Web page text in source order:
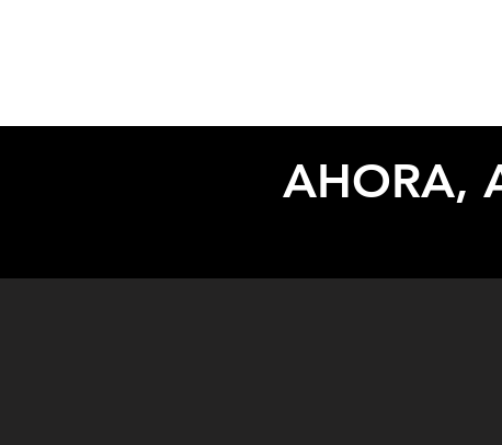
AHORA,